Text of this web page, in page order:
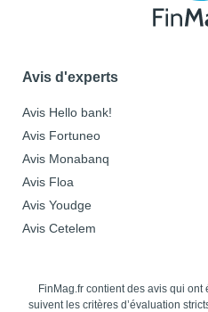
Avis d'experts
Avis Hello bank!
Avis Fortuneo
Avis Monabanq
Avis Floa
Avis Youdge
Avis Cetelem
FinMag.fr contient des avis qui
suivent les critères d’évaluation